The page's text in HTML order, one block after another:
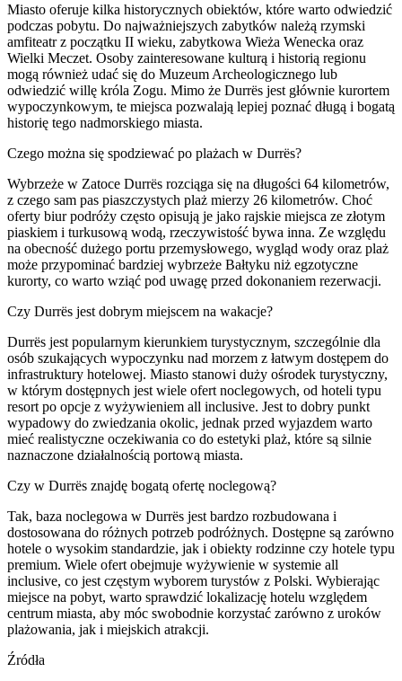
Miasto oferuje kilka historycznych obiektów, które warto odwiedzić
podczas pobytu. Do najważniejszych zabytków należą rzymski
amfiteatr z początku II wieku, zabytkowa Wieża Wenecka oraz
Wielki Meczet. Osoby zainteresowane kulturą i historią regionu
mogą również udać się do Muzeum Archeologicznego lub
odwiedzić willę króla Zogu. Mimo że Durrës jest głównie kurortem
wypoczynkowym, te miejsca pozwalają lepiej poznać długą i bogatą
historię tego nadmorskiego miasta.
Czego można się spodziewać po plażach w Durrës?
Wybrzeże w Zatoce Durrës rozciąga się na długości 64 kilometrów,
z czego sam pas piaszczystych plaż mierzy 26 kilometrów. Choć
oferty biur podróży często opisują je jako rajskie miejsca ze złotym
piaskiem i turkusową wodą, rzeczywistość bywa inna. Ze względu
na obecność dużego portu przemysłowego, wygląd wody oraz plaż
może przypominać bardziej wybrzeże Bałtyku niż egzotyczne
kurorty, co warto wziąć pod uwagę przed dokonaniem rezerwacji.
Czy Durrës jest dobrym miejscem na wakacje?
Durrës jest popularnym kierunkiem turystycznym, szczególnie dla
osób szukających wypoczynku nad morzem z łatwym dostępem do
infrastruktury hotelowej. Miasto stanowi duży ośrodek turystyczny,
w którym dostępnych jest wiele ofert noclegowych, od hoteli typu
resort po opcje z wyżywieniem all inclusive. Jest to dobry punkt
wypadowy do zwiedzania okolic, jednak przed wyjazdem warto
mieć realistyczne oczekiwania co do estetyki plaż, które są silnie
naznaczone działalnością portową miasta.
Czy w Durrës znajdę bogatą ofertę noclegową?
Tak, baza noclegowa w Durrës jest bardzo rozbudowana i
dostosowana do różnych potrzeb podróżnych. Dostępne są zarówno
hotele o wysokim standardzie, jak i obiekty rodzinne czy hotele typu
premium. Wiele ofert obejmuje wyżywienie w systemie all
inclusive, co jest częstym wyborem turystów z Polski. Wybierając
miejsce na pobyt, warto sprawdzić lokalizację hotelu względem
centrum miasta, aby móc swobodnie korzystać zarówno z uroków
plażowania, jak i miejskich atrakcji.
Źródła